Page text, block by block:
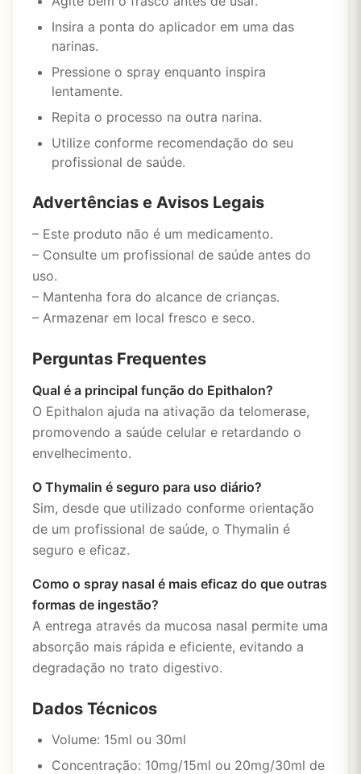
Insira a ponta do aplicador em uma das
narinas.
Pressione o spray enquanto inspira
lentamente.
Repita o processo na outra narina.
Utilize conforme recomendação do seu
profissional de saúde.
Advertências e Avisos Legais
– Este produto não é um medicamento.
– Consulte um profissional de saúde antes do
uso.
– Mantenha fora do alcance de crianças.
– Armazenar em local fresco e seco.
Perguntas Frequentes
Qual é a principal função do Epithalon?
O Epithalon ajuda na ativação da telomerase,
promovendo a saúde celular e retardando o
envelhecimento.
O Thymalin é seguro para uso diário?
Sim, desde que utilizado conforme orientação
de um profissional de saúde, o Thymalin é
seguro e eficaz.
Como o spray nasal é mais eficaz do que outras
formas de ingestão?
A entrega através da mucosa nasal permite uma
absorção mais rápida e eficiente, evitando a
degradação no trato digestivo.
Dados Técnicos
Volume: 15ml ou 30ml
Concentração: 10mg/15ml ou 20mg/30ml de